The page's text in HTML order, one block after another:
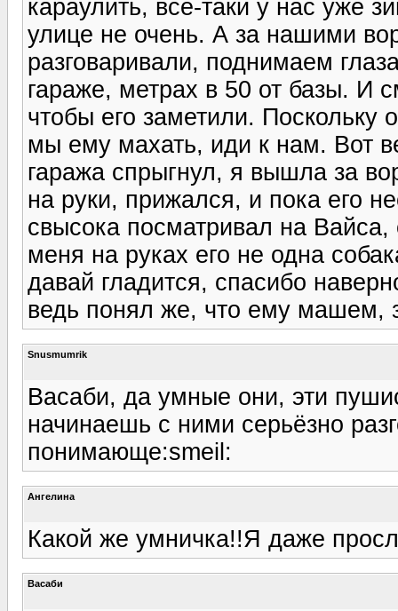
караулить, все-таки у нас уже
улице не очень. А за нашими
разговаривали, поднимаем
гараже, метрах в 50 от базы. И
чтобы его заметили. Поскольку
мы ему махать, иди к нам. Вот
гаража спрыгнул, я вышла за
на руки, прижался, и пока его
свысока посматривал на
меня на руках его не одна
давай гладится, спасибо
ведь понял же, что ему
Snusmumrik
Васаби, да умные они, эти
начинаешь с ними серьёзно
понимающе:smeil:
Ангелина
Какой же умничка!!Я даже
Васаби